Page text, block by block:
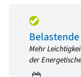
Mehr
der